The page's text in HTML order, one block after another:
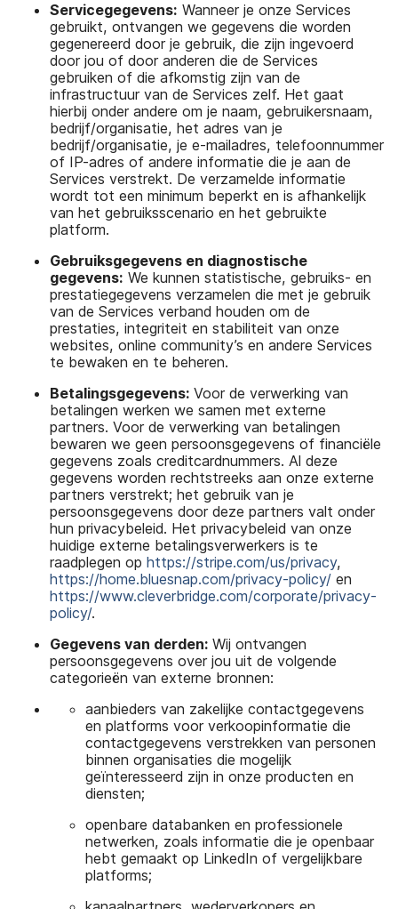
Servicegegevens: Wanneer je onze Services
gebruikt, ontvangen we gegevens die worden
gegenereerd door je gebruik, die zijn ingevoerd
door jou of door anderen die de Services
gebruiken of die afkomstig zijn van de
infrastructuur van de Services zelf. Het gaat
hierbij onder andere om je naam, gebruikersnaam,
bedrijf/organisatie, het adres van je
bedrijf/organisatie, je e-mailadres, telefoonnummer
of IP-adres of andere informatie die je aan de
Services verstrekt. De verzamelde informatie
wordt tot een minimum beperkt en is afhankelijk
van het gebruiksscenario en het gebruikte
platform.
Gebruiksgegevens en diagnostische
gegevens: We kunnen statistische, gebruiks- en
prestatiegegevens verzamelen die met je gebruik
van de Services verband houden om de
prestaties, integriteit en stabiliteit van onze
websites, online community’s en andere Services
te bewaken en te beheren.
Betalingsgegevens: Voor de verwerking van
betalingen werken we samen met externe
partners. Voor de verwerking van betalingen
bewaren we geen persoonsgegevens of financiële
gegevens zoals creditcardnummers. Al deze
gegevens worden rechtstreeks aan onze externe
partners verstrekt; het gebruik van je
persoonsgegevens door deze partners valt onder
hun privacybeleid. Het privacybeleid van onze
huidige externe betalingsverwerkers is te
raadplegen op https://stripe.com/us/privacy,
https://home.bluesnap.com/privacy-policy/ en
https://www.cleverbridge.com/corporate/privacy-
policy/.
Gegevens van derden: Wij ontvangen
persoonsgegevens over jou uit de volgende
categorieën van externe bronnen:
aanbieders van zakelijke contactgegevens
en platforms voor verkoopinformatie die
contactgegevens verstrekken van personen
binnen organisaties die mogelijk
geïnteresseerd zijn in onze producten en
diensten;
openbare databanken en professionele
netwerken, zoals informatie die je openbaar
hebt gemaakt op LinkedIn of vergelijkbare
platforms;